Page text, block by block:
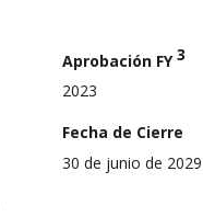
Aprobación FY3
2023
Fecha de Cierre
30 de junio de 2029